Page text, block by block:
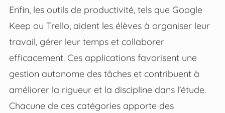
Enfin, les outils de productivité, tels que Google
Keep ou Trello, aident les élèves à organiser leur
travail, gérer leur temps et collaborer
efficacement. Ces applications favorisent une
gestion autonome des tâches et contribuent à
améliorer la rigueur et la discipline dans l’étude.
Chacune de ces catégories apporte des